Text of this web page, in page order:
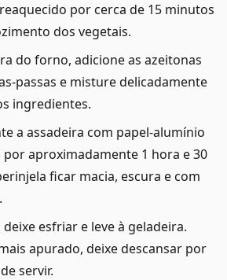
por cerca de 15 minutos
dos vegetais.
do forno, adicione as azeitonas
passas e misture delicadamente
ingredientes.
a assadeira com papel-alumínio
aproximadamente 1 hora e 30
ficar macia, escura e com
esfriar e leve à geladeira.
apurado, deixe descansar por
servir.